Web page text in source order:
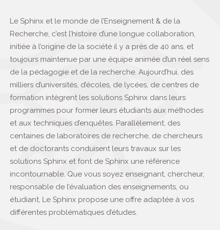
Le Sphinx et le monde de l’Enseignement & de la
Recherche, c’est l’histoire d’une longue collaboration,
initiée à l’origine de la société il y a près de 40 ans, et
toujours maintenue par une équipe animée d’un réel sens
de la pédagogie et de la recherche. Aujourd’hui, des
milliers d’universités, d’écoles, de lycées, de centres de
formation intègrent les solutions Sphinx dans leurs
programmes pour former leurs étudiants aux méthodes
et aux techniques d’enquêtes. Parallèlement, des
centaines de laboratoires de recherche, de chercheurs
et de doctorants conduisent leurs travaux sur les
solutions Sphinx et font de Sphinx une référence
incontournable. Que vous soyez enseignant, chercheur,
responsable de l’évaluation des enseignements, ou
étudiant, Le Sphinx propose une offre adaptée à vos
différentes problématiques d’études.